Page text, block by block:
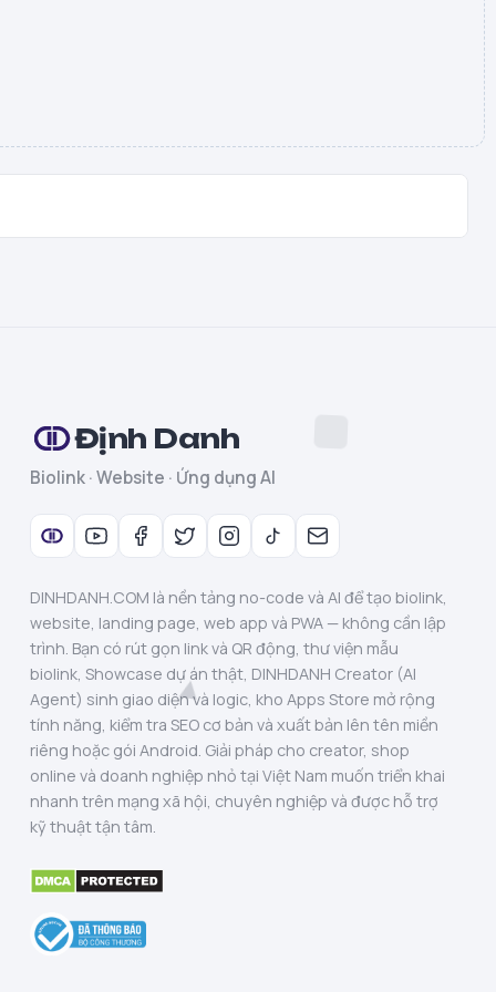
Định Danh
Biolink · Website · Ứng dụng AI
DINHDANH.COM là nền tảng no-code và AI để tạo biolink,
website, landing page, web app và PWA — không cần lập
trình. Bạn có rút gọn link và QR động, thư viện mẫu
biolink, Showcase dự án thật, DINHDANH Creator (AI
Agent) sinh giao diện và logic, kho Apps Store mở rộng
tính năng, kiểm tra SEO cơ bản và xuất bản lên tên miền
riêng hoặc gói Android. Giải pháp cho creator, shop
online và doanh nghiệp nhỏ tại Việt Nam muốn triển khai
nhanh trên mạng xã hội, chuyên nghiệp và được hỗ trợ
kỹ thuật tận tâm.